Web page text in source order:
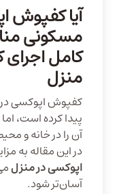
آیا کفپوش
مسکونی
کامل
منزل
کفپوش اپوکسی
پیدا کرده است،
آن را در خانه و
در این مقاله به
اپوکسی در منزل
آسان‌تر شود.